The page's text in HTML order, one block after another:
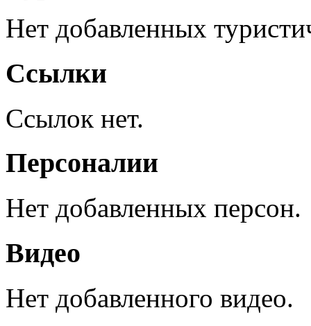
Нет добавленных
Ссылки
Ссылок нет.
Персоналии
Нет добавленных персон.
Видео
Нет добавленного видео.